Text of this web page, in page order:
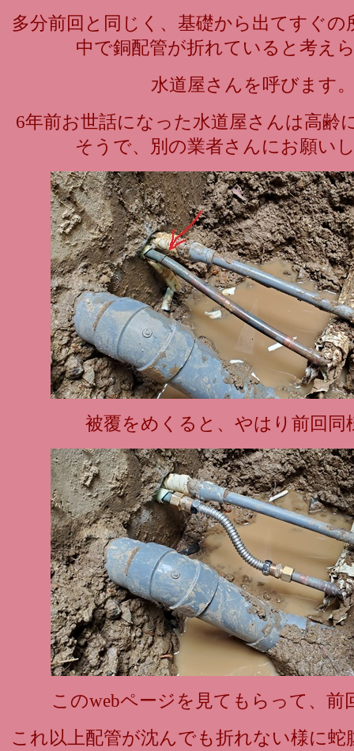
多分前回と同じく、基礎から出てすぐの
中で銅配管が折れていると考え
水道屋さんを呼びます
6年前お世話になった水道屋さんは高齢
そうで、別の業者さんにお願い
被覆をめくると、やはり前回同
このwebページを見てもらって、前
これ以上配管が沈んでも折れない様に蛇